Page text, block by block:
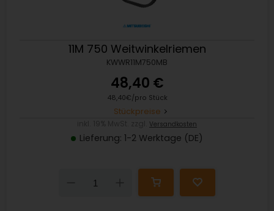
11M 750 Weitwinkelriemen
KWWR11M750MB
48,40 €
48,40€/pro Stück
Stückpreise
Versandkosten
Lieferung: 1-2 Werktage (DE)
Down